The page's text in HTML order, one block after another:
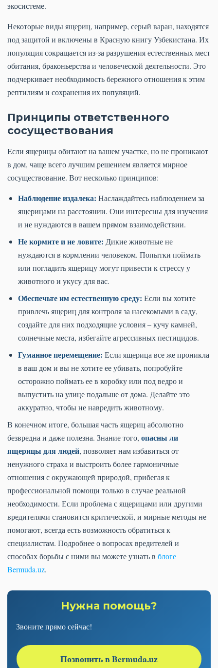
экосистеме.
Некоторые виды ящериц, например, серый варан, находятся
под защитой и включены в Красную книгу Узбекистана. Их
популяция сокращается из-за разрушения естественных мест
обитания, браконьерства и человеческой деятельности. Это
подчеркивает необходимость бережного отношения к этим
рептилиям и сохранения их популяций.
Принципы ответственного
сосуществования
Если ящерицы обитают на вашем участке, но не проникают
в дом, чаще всего лучшим решением является мирное
сосуществование. Вот несколько принципов:
Наблюдение издалека: Наслаждайтесь наблюдением за
ящерицами на расстоянии. Они интересны для изучения
и не нуждаются в вашем прямом взаимодействии.
Не кормите и не ловите: Дикие животные не
нуждаются в кормлении человеком. Попытки поймать
или погладить ящерицу могут привести к стрессу у
животного и укусу для вас.
Обеспечьте им естественную среду: Если вы хотите
привлечь ящериц для контроля за насекомыми в саду,
создайте для них подходящие условия – кучу камней,
солнечные места, избегайте агрессивных пестицидов.
Гуманное перемещение: Если ящерица все же проникла
в ваш дом и вы не хотите ее убивать, попробуйте
осторожно поймать ее в коробку или под ведро и
выпустить на улице подальше от дома. Делайте это
аккуратно, чтобы не навредить животному.
В конечном итоге, большая часть ящериц абсолютно
безвредна и даже полезна. Знание того, опасны ли
ящерицы для людей, позволяет нам избавиться от
ненужного страха и выстроить более гармоничные
отношения с окружающей природой, прибегая к
профессиональной помощи только в случае реальной
необходимости. Если проблема с ящерицами или другими
вредителями становится критической, и мирные методы не
помогают, всегда есть возможность обратиться к
специалистам. Подробнее о вопросах вредителей и
способах борьбы с ними вы можете узнать в блоге
Bermuda.uz.
Нужна помощь?
Звоните прямо сейчас!
Позвонить в Bermuda.uz